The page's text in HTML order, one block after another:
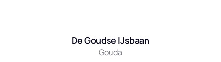
De Goudse IJsbaan
Gouda